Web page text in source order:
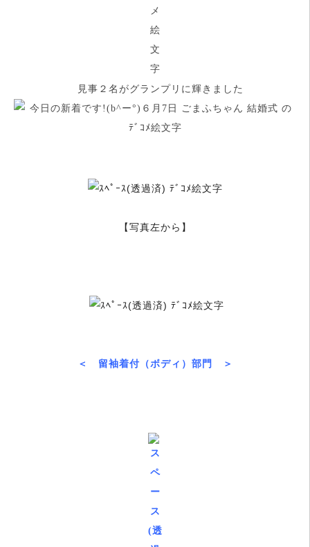
見事２名がグランプリに輝きました
【写真左から】
＜ 留袖着付（ボディ）部門 ＞